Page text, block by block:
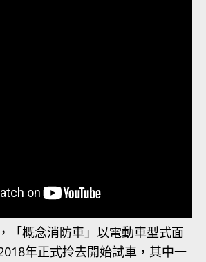
「概念消防車」以電動車型式面
年正式拎去開始試車，其中一